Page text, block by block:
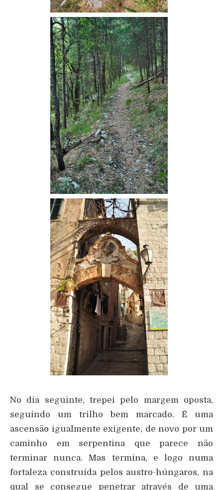
No dia seguinte, trepei pelo margem oposta,
seguindo um trilho bem marcado. É uma
ascensão igualmente exigente, de novo por um
caminho em serpentina que parece não
terminar nunca. Mas termina, e logo numa
fortaleza construída pelos austro-húngaros, na
qual se consegue penetrar através de uma